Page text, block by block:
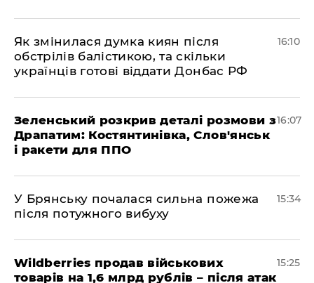
Як змінилася думка киян після
обстрілів балістикою, та скільки
українців готові віддати Донбас РФ
16:10
Зеленський розкрив деталі розмови з
Драпатим: Костянтинівка, Слов'янськ
і ракети для ППО
16:07
У Брянську почалася сильна пожежа
після потужного вибуху
15:34
Wildberries продав військових
товарів на 1,6 млрд рублів – після атак
15:25